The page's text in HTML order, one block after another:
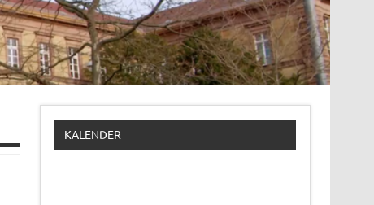
KALENDER